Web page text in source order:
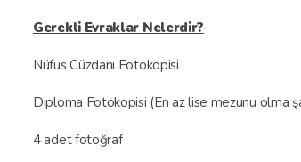
Gerekli Evraklar Nelerdir?
Nüfus Cüzdanı Fotokopisi
Diploma Fotokopisi (En az lise mezunu olma
4 adet fotoğraf